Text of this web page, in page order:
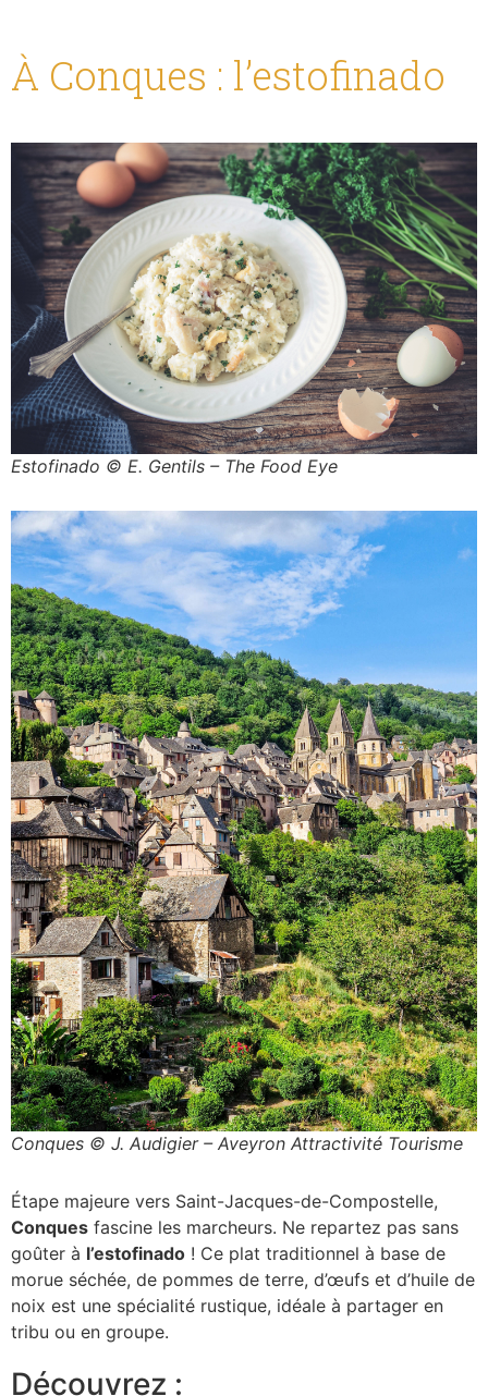
Estofinado © E. Gentils – The Food Eye
Conques © J. Audigier – Aveyron Attractivité Tourisme
Étape majeure vers Saint-Jacques-de-Compostelle,
goûter àl’estofinado! Ce plat traditionnel à base de
morue séchée, de pommes de terre, d’œufs et d’huile de
noix est une spécialité rustique, idéale à partager en
tribu ou en groupe.
Découvrez :
L’estofinado